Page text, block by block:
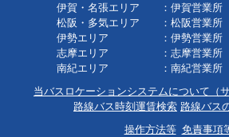
伊賀・名張エリア ：伊賀営業
松阪・多気エリア ：松阪営業
伊勢エリア ：伊勢営業所
志摩エリア ：志摩営業所
南紀エリア ：南紀営業所
当バスロケーションシステムについて（
路線バス時刻運賃検索 路線バス
操作方法等 免責事項